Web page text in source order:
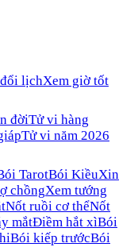
lịchXem giờ tốt
đờiTử vi hàng
Tử vi năm 2026
TarotBói KiềuXin
chồngXem tướng
Nốt ruồi cơ thểNốt
mắtĐiềm hắt xìBói
Bói kiếp trướcBói